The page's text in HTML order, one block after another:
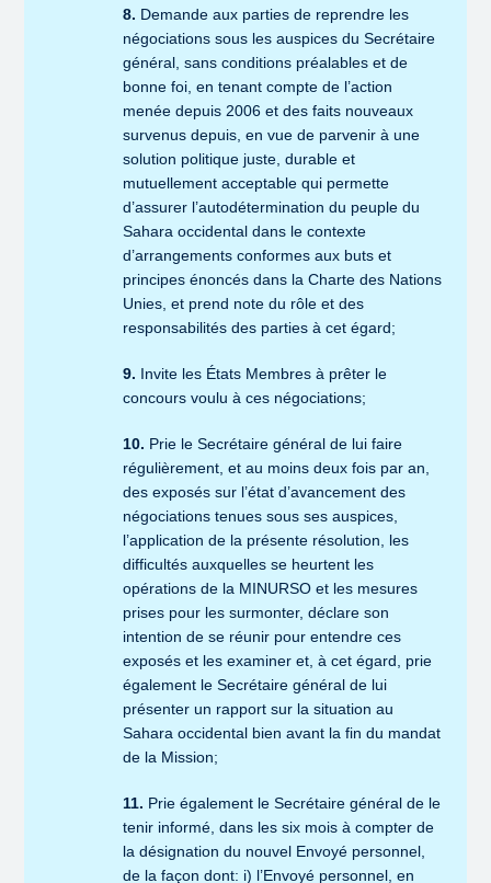
8. Demande aux parties de reprendre les
négociations sous les auspices du Secrétaire
général, sans conditions préalables et de
bonne foi, en tenant compte de l’action
menée depuis 2006 et des faits nouveaux
survenus depuis, en vue de parvenir à une
solution politique juste, durable et
mutuellement acceptable qui permette
d’assurer l’autodétermination du peuple du
Sahara occidental dans le contexte
d’arrangements conformes aux buts et
principes énoncés dans la Charte des Nations
Unies, et prend note du rôle et des
responsabilités des parties à cet égard;
9. Invite les États Membres à prêter le
concours voulu à ces négociations;
10. Prie le Secrétaire général de lui faire
régulièrement, et au moins deux fois par an,
des exposés sur l’état d’avancement des
négociations tenues sous ses auspices,
l’application de la présente résolution, les
difficultés auxquelles se heurtent les
opérations de la MINURSO et les mesures
prises pour les surmonter, déclare son
intention de se réunir pour entendre ces
exposés et les examiner et, à cet égard, prie
également le Secrétaire général de lui
présenter un rapport sur la situation au
Sahara occidental bien avant la fin du mandat
de la Mission;
11. Prie également le Secrétaire général de le
tenir informé, dans les six mois à compter de
la désignation du nouvel Envoyé personnel,
de la façon dont: i) l’Envoyé personnel, en